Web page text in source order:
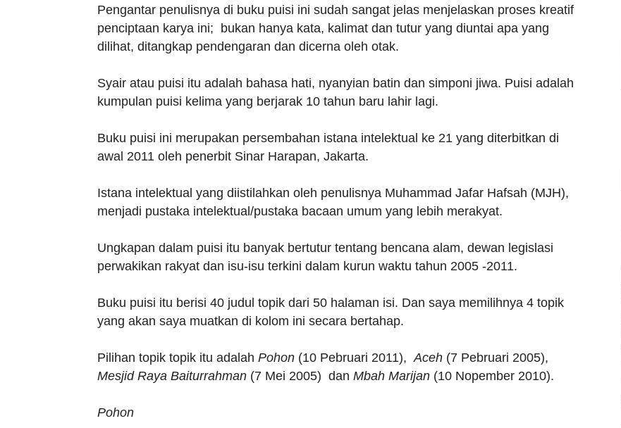
Pengantar penulisnya di buku puisi ini sudah sangat jelas menjelaskan proses kreatif
penciptaan karya ini; bukan hanya kata, kalimat dan tutur yang diuntai apa yang
dilihat, ditangkap pendengaran dan dicerna oleh otak.
Syair atau puisi itu adalah bahasa hati, nyanyian batin dan simponi jiwa. Puisi adalah
kumpulan puisi kelima yang berjarak 10 tahun baru lahir lagi.
Buku puisi ini merupakan persembahan istana intelektual ke 21 yang diterbitkan di
awal 2011 oleh penerbit Sinar Harapan, Jakarta.
Istana intelektual yang diistilahkan oleh penulisnya Muhammad Jafar Hafsah (MJH),
menjadi pustaka intelektual/pustaka bacaan umum yang lebih merakyat.
Ungkapan dalam puisi itu banyak bertutur tentang bencana alam, dewan legislasi
perwakikan rakyat dan isu-isu terkini dalam kurun waktu tahun 2005 -2011.
Buku puisi itu berisi 40 judul topik dari 50 halaman isi. Dan saya memilihnya 4 topik
yang akan saya muatkan di kolom ini secara bertahap.
Pilihan topik topik itu adalah Pohon (10 Pebruari 2011),Aceh (7 Pebruari 2005),
Mesjid Raya Baiturrahman (7 Mei 2005) dan Mbah Marijan (10 Nopember 2010).
Pohon